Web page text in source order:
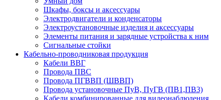
Шкафы, боксы и аксессуары
Электродвигатели и конденсаторы
Электроустановочные изделия и аксессуары
Элементы питания и зарядные устройства к ним
Сигнальные стойки
Кабельно-проводниковая продукция
Кабели ВВГ
Провода ПВС
Провода ПГВВП (ШВВП)
Провода установочные ПуВ, ПуГВ (ПВ1,ПВ3)
Кабели комбинированные для видеонаблюдения